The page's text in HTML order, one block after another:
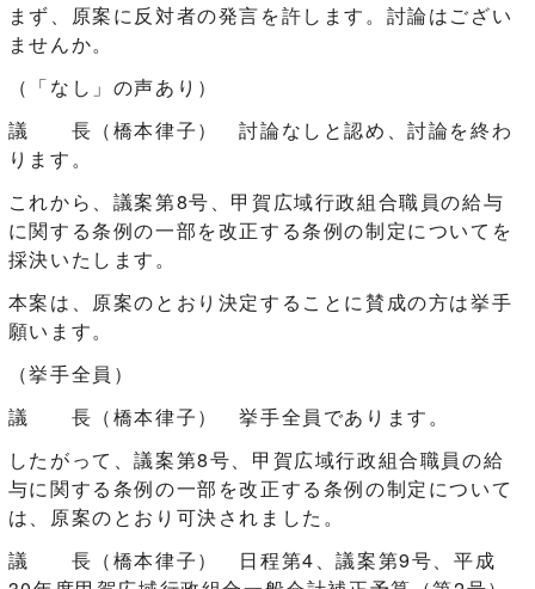
まず、原案に反対者の発言を許します。討論はござい
ませんか。
（「なし」の声あり）
議 長（橋本律子） 討論なしと認め、討論を終わ
ります。
これから、議案第8号、甲賀広域行政組合職員の給与
に関する条例の一部を改正する条例の制定についてを
採決いたします。
本案は、原案のとおり決定することに賛成の方は挙手
願います。
（挙手全員）
議 長（橋本律子） 挙手全員であります。
したがって、議案第8号、甲賀広域行政組合職員の給
与に関する条例の一部を改正する条例の制定について
は、原案のとおり可決されました。
議 長（橋本律子） 日程第4、議案第9号、平成